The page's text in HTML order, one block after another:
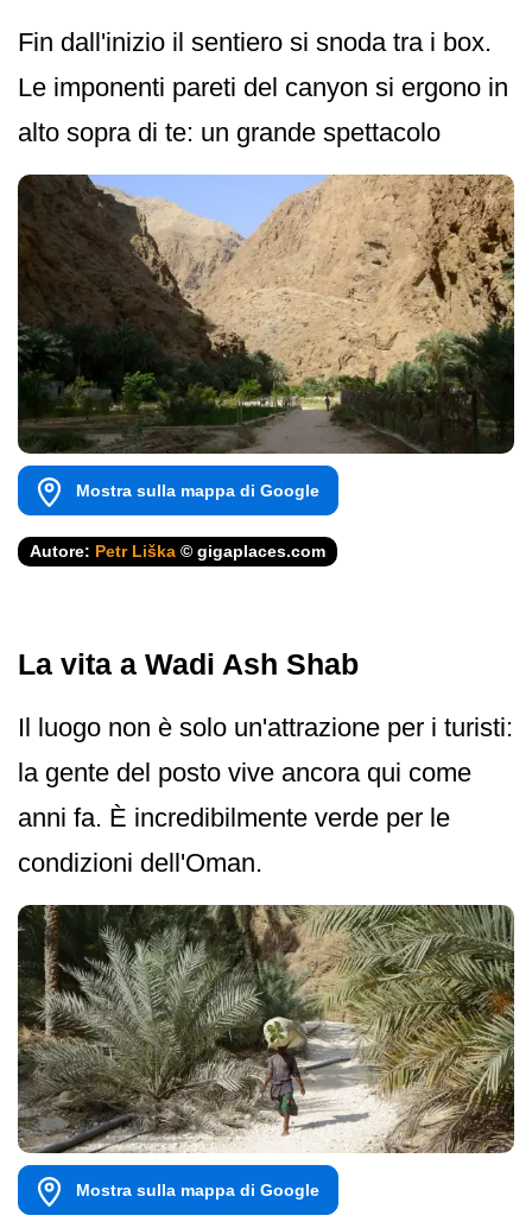
Fin dall'inizio il sentiero si snoda tra i box.
Le imponenti pareti del canyon si ergono in
alto sopra di te: un grande spettacolo
Mostra sulla mappa di Google
Autore: Petr Liška © gigaplaces.com
La vita a Wadi Ash Shab
Il luogo non è solo un'attrazione per i turisti:
la gente del posto vive ancora qui come
anni fa. È incredibilmente verde per le
condizioni dell'Oman.
Mostra sulla mappa di Google